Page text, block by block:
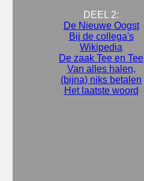
DEEL 2:
De Nieuwe Oogst
Bij de collega's
Wikipedia
De zaak Tee en Tee
Van alles halen,
(bijna) niks betalen
Het laatste woord